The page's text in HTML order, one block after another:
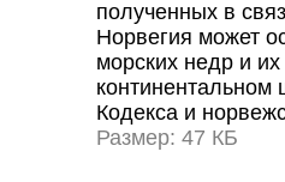
полученных в
Норвегия может
морских недр и
континентальном
Кодекса и
Размер: 47 КБ